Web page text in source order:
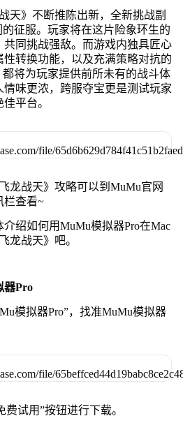
天》不断推陈出新，全新挑战副
征服。玩家将在这片险象环生的
同挑战强敌。而游戏内独具匠心
转换功能，以及充满策略对抗的
将为玩家提供前所未有的战斗体
味更浓，跨服夺宝更是测试玩家
平台。
龙战天》攻略可以到MuMu官网
栏查看~
绍如何用MuMu模拟器Pro在Mac
龙战天》吧。
器Pro
模拟器Pro”，找准MuMu模拟器
费试用”按钮进行下载。